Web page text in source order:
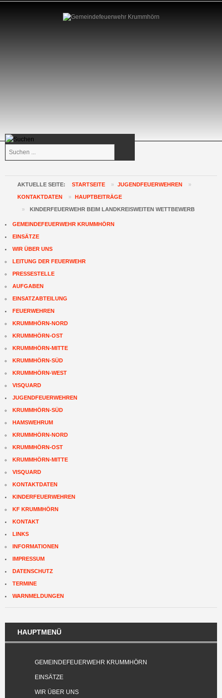
AKTUELLE SEITE: STARTSEITE » JUGENDFEUERWEHREN »
KONTAKTDATEN » HAUPTBEITRÄGE
» KINDERFEUERWEHR BEIM LANDKREISWEITEN WETTBEWERB
GEMEINDEFEUERWEHR KRUMMHÖRN
EINSÄTZE
WIR ÜBER UNS
LEITUNG DER FEUERWEHR
PRESSESTELLE
AUFGABEN
EINSATZABTEILUNG
FEUERWEHREN
KRUMMHÖRN-NORD
KRUMMHÖRN-OST
KRUMMHÖRN-MITTE
KRUMMHÖRN-SÜD
KRUMMHÖRN-WEST
VISQUARD
JUGENDFEUERWEHREN
KRUMMHÖRN-SÜD
HAMSWEHRUM
KRUMMHÖRN-NORD
KRUMMHÖRN-OST
KRUMMHÖRN-MITTE
VISQUARD
KONTAKTDATEN
KINDERFEUERWEHREN
KF KRUMMHÖRN
KONTAKT
LINKS
INFORMATIONEN
IMPRESSUM
DATENSCHUTZ
TERMINE
WARNMELDUNGEN
HAUPTMENÜ
GEMEINDEFEUERWEHR KRUMMHÖRN
EINSÄTZE
WIR ÜBER UNS